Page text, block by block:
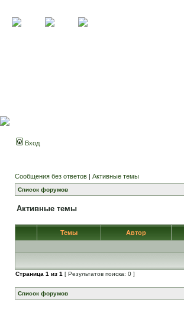
Вход
Сообщения без ответов | Активные темы
Список форумов
Активные темы
Темы Автор
Страница 1 из 1 [ Результатов поиска: 0 ]
Список форумов